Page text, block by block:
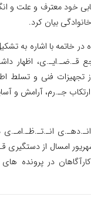
خود معترف و علت و
بیان کرد.
خاتمه با اشاره به
قـ.ضـ.ایـ.ی، اظهار
تجهیزات فنی و تسلط
جـ.رم، آرامش و
امسال از دستگیری
در پرونده